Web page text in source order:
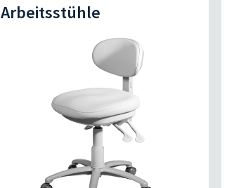
Arbeitsstühle